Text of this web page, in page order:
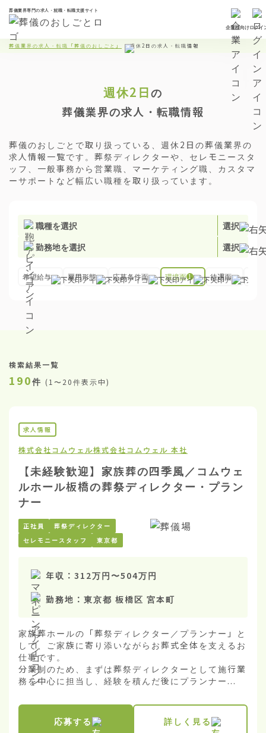
葬儀業界専門の求人・就職・転職支援サイト
企業様向けログイ
葬儀業界の求人・転職「葬儀のおしごと」 週休2日の求人・転職情報
週休2日の
葬儀業界の求人・転職情報
葬儀のおしごとで取り扱っている、週休2日の葬儀業界の
求人情報一覧です。葬祭ディレクターや、セレモニースタ
ッフ、一般事務から営業職、マーケティング職、カスタマ
ーサポートなど幅広い職種を取り扱っています。
職種を選択
選択
勤務地を選択
選択
希望給与 雇用形態 応募条件面 環境面 1 待遇面
検索結果一覧
190件 (1〜20件表示中)
求人情報
株式会社コムウェル株式会社コムウェル 本社
【未経験歓迎】家族葬の四季風／コムウェ
ルホール板橋の葬祭ディレクター・プラン
ナー
正社員
葬祭ディレクター
セレモニースタッフ
東京都
年収： 312万円〜504万円
勤務地： 東京都 板橋区 宮本町
家族葬ホールの「葬祭ディレクター／プランナー」と
して、ご家族に寄り添いながらお葬式全体を支えるお
仕事です。
分業制のため、まずは葬祭ディレクターとして施行業
務を中心に担当し、経験を積んだ後にプランナー...
応募する 詳しく見る